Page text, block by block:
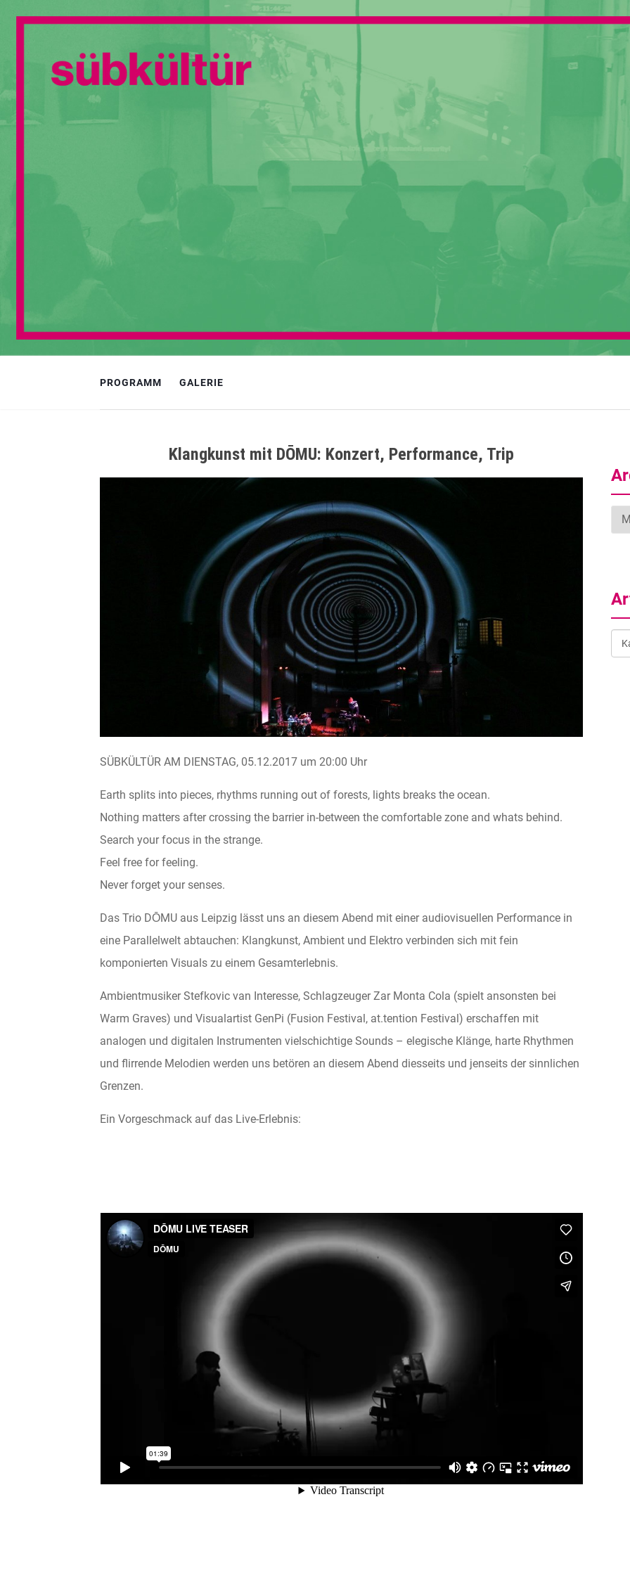
PROGRAMM GALERIE
Klangkunst mit DŌMU: Konzert, Performance, Trip
SÜBKÜLTÜR AM DIENSTAG, 05.12.2017 um 20:00 Uhr
Earth splits into pieces, rhythms running out of forests, lights breaks the ocean.
Nothing matters after crossing the barrier in-between the comfortable zone and whats behind.
Search your focus in the strange.
Feel free for feeling.
Never forget your senses.
Das Trio DŌMU aus Leipzig lässt uns an diesem Abend mit einer audiovisuellen Performance in
eine Parallelwelt abtauchen: Klangkunst, Ambient und Elektro verbinden sich mit fein
komponierten Visuals zu einem Gesamterlebnis.
Ambientmusiker Stefkovic van Interesse, Schlagzeuger Zar Monta Cola (spielt ansonsten bei
Warm Graves) und Visualartist GenPi (Fusion Festival, at.tention Festival) erschaffen mit
analogen und digitalen Instrumenten vielschichtige Sounds – elegische Klänge, harte Rhythmen
und flirrende Melodien werden uns betören an diesem Abend diesseits und jenseits der sinnlichen
Grenzen.
Ein Vorgeschmack auf das Live-Erlebnis:
Art
der